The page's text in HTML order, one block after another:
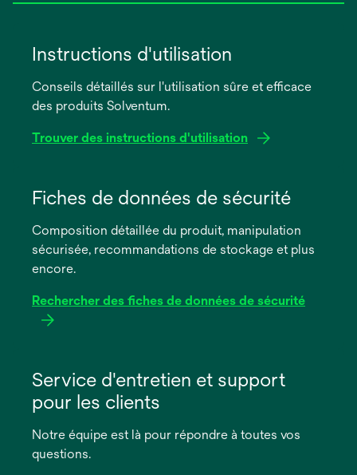
Instructions d'utilisation
Conseils détaillés sur l'utilisation sûre et efficace
des produits Solventum.
Trouver des instructions d'utilisation
dans
nouvel
onglet
Fiches de données de sécurité
Composition détaillée du produit, manipulation
sécurisée, recommandations de stockage et plus
encore.
Rechercher des fiches de données de sécurité
dans
nouvel
onglet
Service d'entretien et support
pour les clients
Notre équipe est là pour répondre à toutes vos
questions.